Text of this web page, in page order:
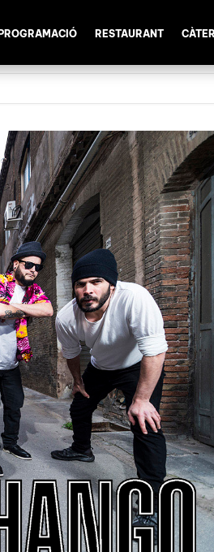
PROGRAMACIÓ RESTAURANT